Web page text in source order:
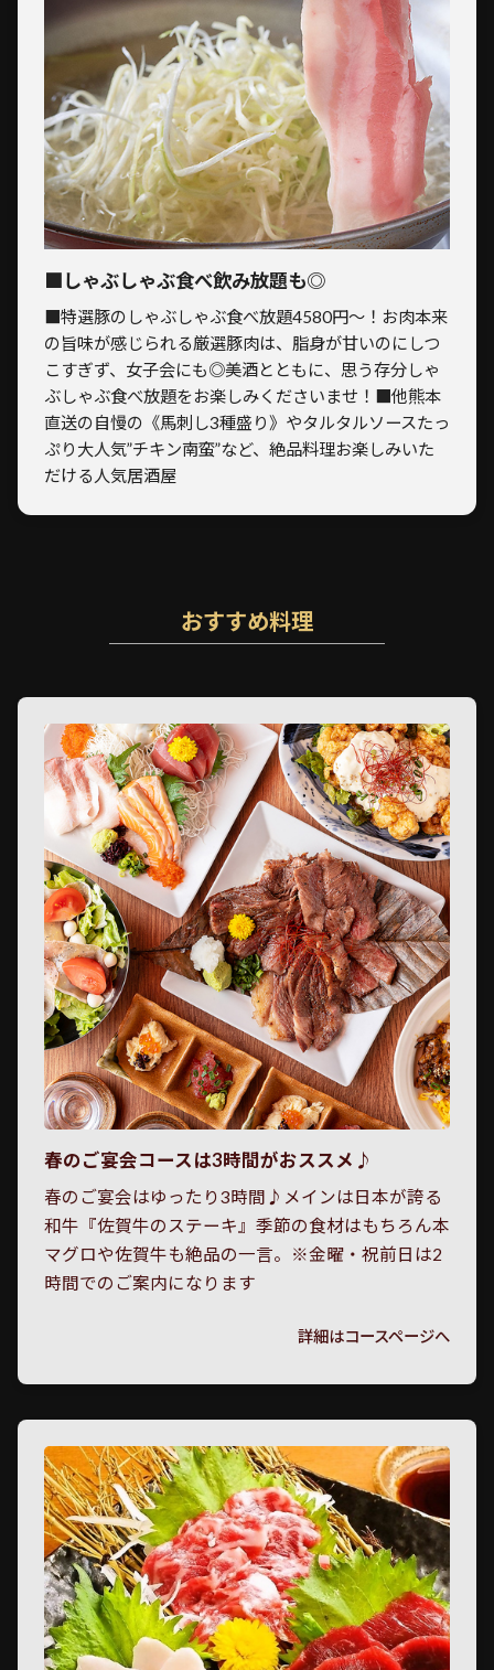
■しゃぶしゃぶ食べ飲み放題も◎
■特選豚のしゃぶしゃぶ食べ放題4580円～！お肉本来
の旨味が感じられる厳選豚肉は、脂身が甘いのにしつ
こすぎず、女子会にも◎美酒とともに、思う存分しゃ
ぶしゃぶ食べ放題をお楽しみくださいませ！■他熊本
直送の自慢の《馬刺し3種盛り》やタルタルソースたっ
ぷり大人気”チキン南蛮”など、絶品料理お楽しみいた
だける人気居酒屋
おすすめ料理
春のご宴会コースは3時間がおススメ♪
春のご宴会はゆったり3時間♪メインは日本が誇る
和牛『佐賀牛のステーキ』季節の食材はもちろん本
マグロや佐賀牛も絶品の一言。※金曜・祝前日は2
時間でのご案内になります
詳細はコースページへ